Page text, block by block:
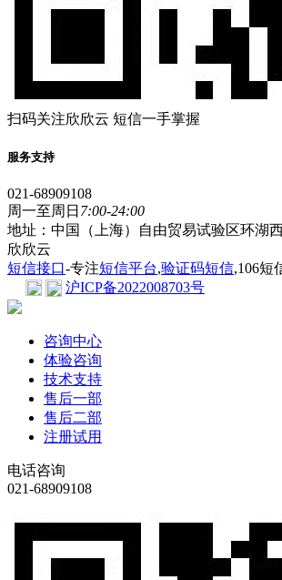
扫码关注欣欣云 短信一手掌握
服务支持
021-68909108
周一至周日 7:00-24:00
地址：中国（上海）自由贸易试验区环湖
欣欣云
短信接口-专注短信平台,验证码短信,106短
沪ICP备2022008703号
咨询中心
体验咨询
技术支持
售后一部
售后二部
注册试用
电话咨询
021-68909108